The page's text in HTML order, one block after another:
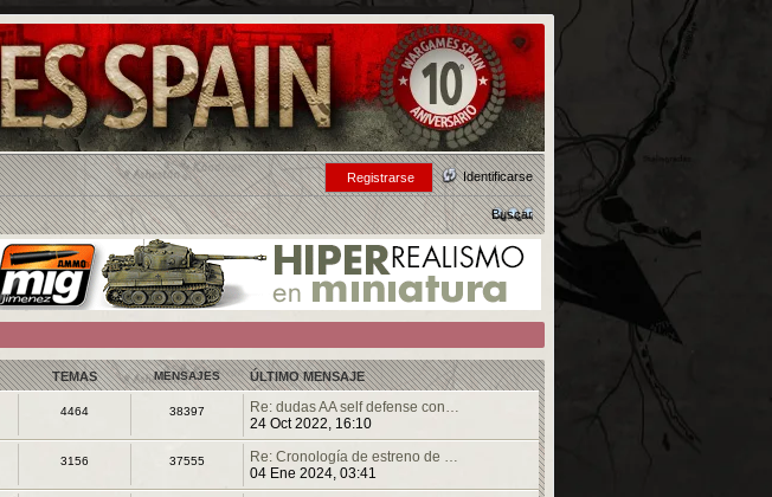
Identificarse
Registrarse
Buscar
TEMAS MENSAJES ÚLTIMO MENSAJE
4464 38397
Re: dudas AA self defense con…
24 Oct 2022, 16:10
3156 37555
Re: Cronología de estreno de …
04 Ene 2024, 03:41